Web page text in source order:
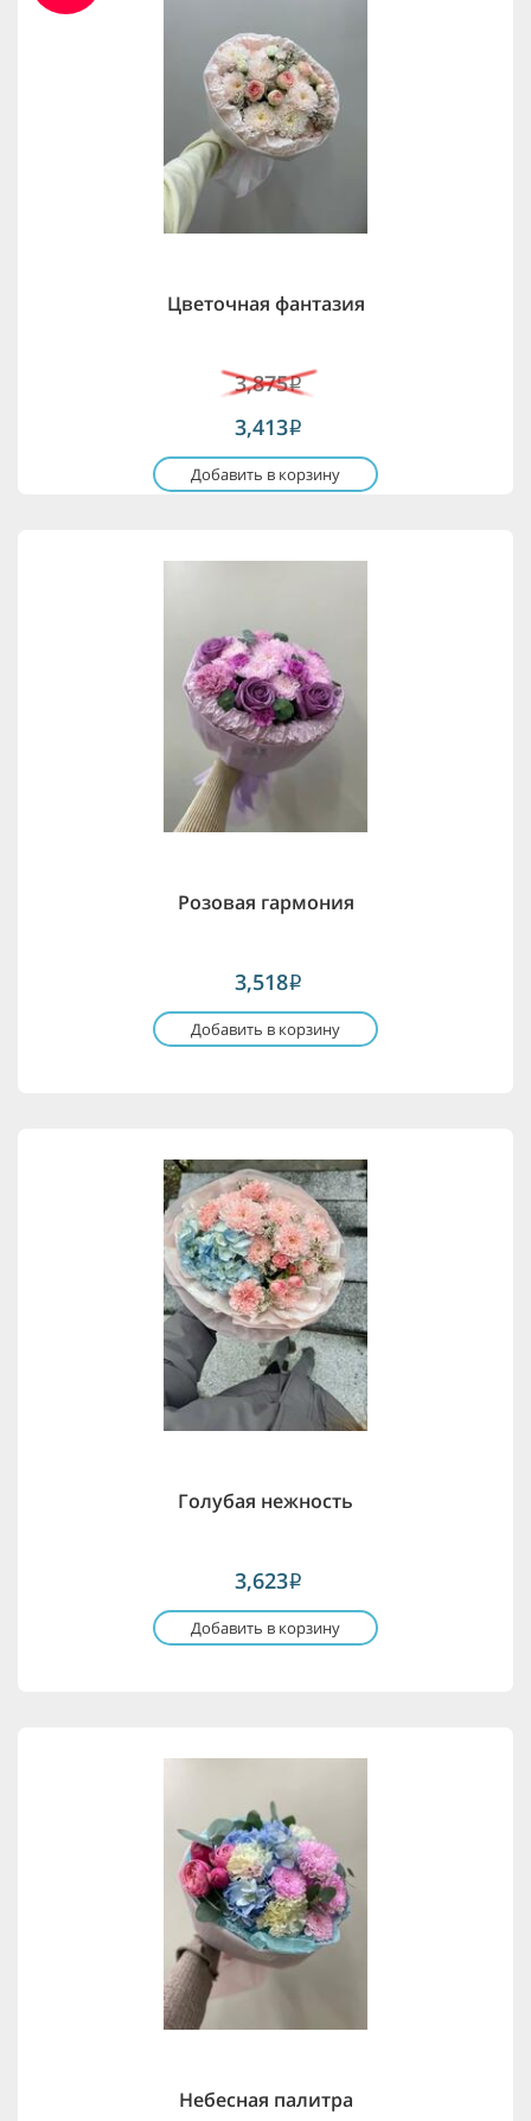
Цветочная фантазия
3,875i
3,413i
Добавить в корзину
Розовая гармония
3,518i
Добавить в корзину
Голубая нежность
3,623i
Добавить в корзину
Небесная палитра